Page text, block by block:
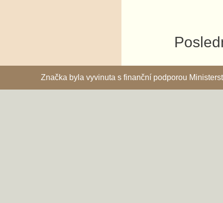
Značka byla vyvinuta s finanční podporou